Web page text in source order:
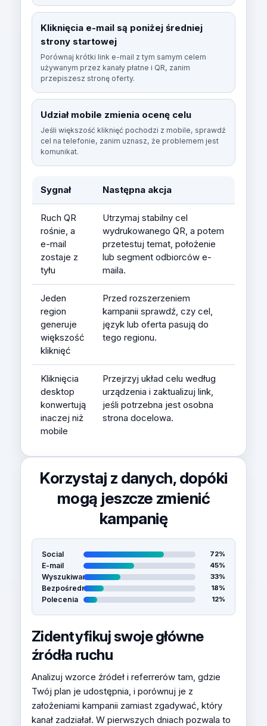
Kliknięcia e-mail są poniżej średniej
strony startowej
Porównaj krótki link e-mail z tym samym celem
używanym przez kanały płatne i QR, zanim
przepiszesz stronę oferty.
Udział mobile zmienia ocenę celu
Jeśli większość kliknięć pochodzi z mobile, sprawdź
cel na telefonie, zanim uznasz, że problemem jest
komunikat.
Sygnał Następna akcja
Ruch QR
rośnie, a
e-mail
zostaje z
tyłu
Utrzymaj stabilny cel
wydrukowanego QR, a potem
przetestuj temat, położenie
lub segment odbiorców e-
maila.
Jeden
region
generuje
większość
kliknięć
Przed rozszerzeniem
kampanii sprawdź, czy cel,
język lub oferta pasują do
tego regionu.
Kliknięcia
desktop
konwertują
inaczej niż
mobile
Przejrzyj układ celu według
urządzenia i zaktualizuj link,
jeśli potrzebna jest osobna
strona docelowa.
Korzystaj z danych, dopóki
mogą jeszcze zmienić
kampanię
Social 72%
E-mail 45%
Wyszukiwarka 33%
Bezpośrednio 18%
Polecenia 12%
Zidentyfikuj swoje główne
źródła ruchu
Analizuj wzorce źródeł i referrerów tam, gdzie
Twój plan je udostępnia, i porównuj je z
założeniami kampanii zamiast zgadywać, który
kanał zadziałał. W pierwszych dniach pozwala to